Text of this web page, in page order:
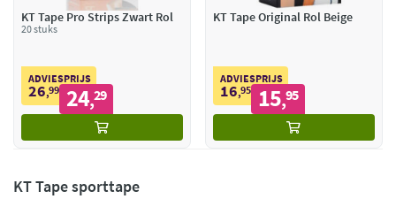
KT Tape Pro Strips Zwart Rol
20 stuks
ADVIESPRIJS
26,99 24,29
KT Tape Original Rol Beige
ADVIESPRIJS
16,95 15,95
KT Tape sporttape